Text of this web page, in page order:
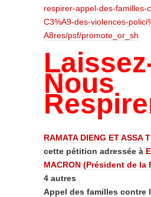
respirer-appel-des-familles-
C3%A9-des-violences-
A8res/psf/promote_or_sh
Nous
RAMATA DIENG ET ASSA
cette pétition adressée à
MACRON (Président de la
4 autres
Appel des familles contre